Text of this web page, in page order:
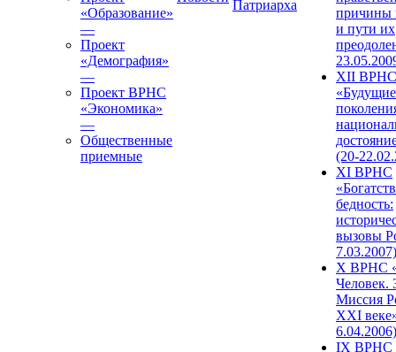
«Образование»
—
Проект
«Демография»
—
Проект ВРНС
«Экономика»
—
Общественные
приемные
Патриарха
причины
и пути их
XII ВРНС
«Будущие
(20-
XI ВРНС
бедность:
вызовы
7.03.2007)
X ВРНС
Человек.
Миссия
XXI
6.04.2006)
IX ВРНС